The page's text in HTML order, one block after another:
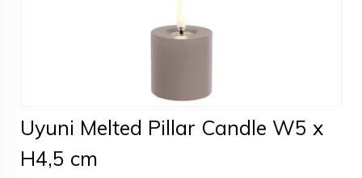
Uyuni Melted Pillar Candle W5 x
H4,5 cm